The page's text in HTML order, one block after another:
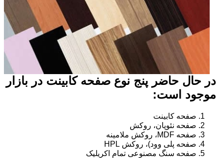
در حال حاضر پنج نوع صفحه کابینت در بازار
موجود است:
صفحه کابینت
صفحه نئوپان، روکش
صفحه MDF، روکش ملامینه
صفحه پلی وود)، روکش HPL
صفحه سنگ مصنوعی تمام اکریلیک